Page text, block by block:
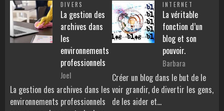
DIVERS
La gestion des
archives dans
les
environnements
professionnels
Joel
La gestion des archives dans les
environnements professionnels
INTERNET
La véritable
fonction d’un
blog et son
pouvoir.
Barbara
Créer un blog dans le but de le
voir grandir, de divertir les gens,
de les aider et…